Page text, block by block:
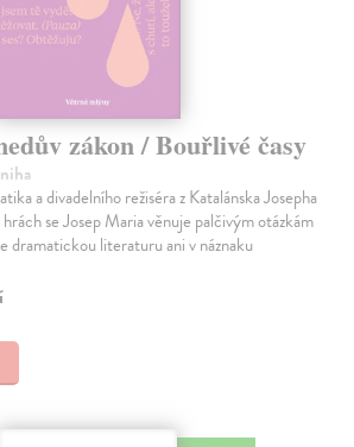
zákon / Bouřlivé časy
a divadelního režiséra z Katalánska Josepha
se Josep Maria věnuje palčivým otázkám
dramatickou literaturu ani v náznaku